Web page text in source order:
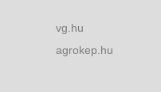
vg.hu
agrokep.hu